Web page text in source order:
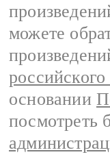
можете
российского
основании
посмотреть